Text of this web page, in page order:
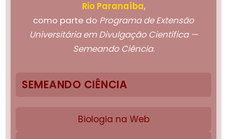
Rio Paranaíba,
como parte do Programa de Extensão
Universitária em Divulgação Científica —
Semeando Ciência.
SEMEANDO CIÊNCIA
Biologia na Web